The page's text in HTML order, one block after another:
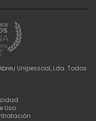
Unipessoal, Lda. Todos
Uso